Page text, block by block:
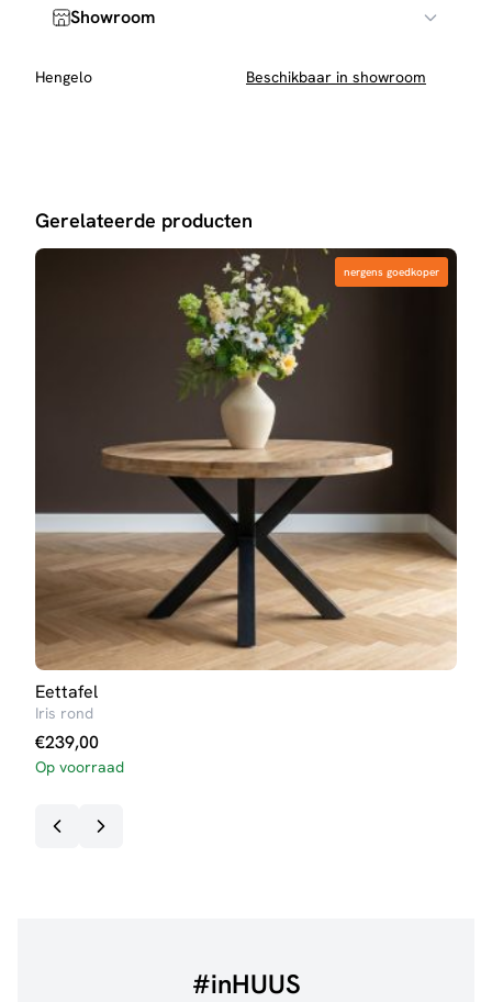
Showroom
Hengelo Beschikbaar in showroom
Gerelateerde producten
nergens goedkoper
nergens goedkoper
Eettafel
Iris rond
€239,00
Op voorraad
#inHUUS